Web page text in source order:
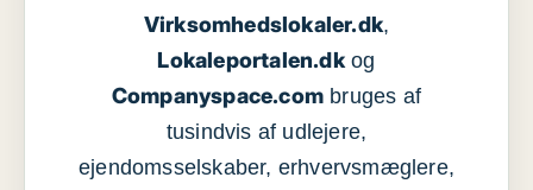
Virksomhedslokaler.dk,
Lokaleportalen.dkog
Companyspace.com bruges af
tusindvis af udlejere,
ejendomsselskaber, erhvervsmæglere,